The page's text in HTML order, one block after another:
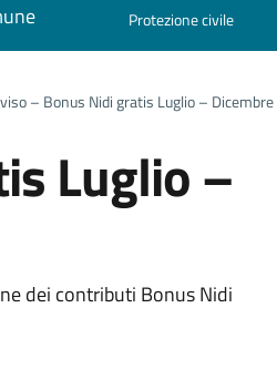
Protezione civile
– Bonus Nidi gratis Luglio –
Luglio –
dei contributi Bonus Nidi